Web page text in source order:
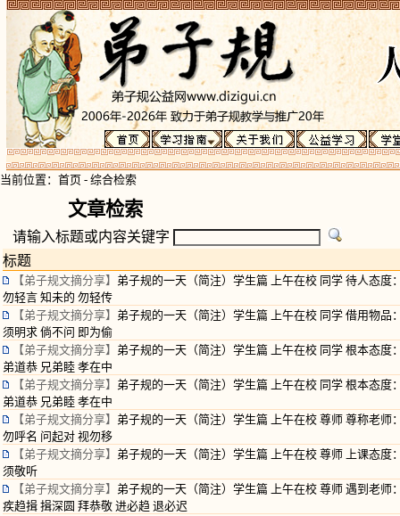
当前位置： 首页 - 综合检索
文章检索
请输入标题或内容关键字
标题
【弟子规文摘分享】 弟子规的一天（简注）学生篇 上午在校 同学 待人态度
勿轻言 知未的 勿轻传
【弟子规文摘分享】 弟子规的一天（简注）学生篇 上午在校 同学 借用物品
须明求 倘不问 即为偷
【弟子规文摘分享】 弟子规的一天（简注）学生篇 上午在校 同学 根本态度
弟道恭 兄弟睦 孝在中
【弟子规文摘分享】 弟子规的一天（简注）学生篇 上午在校 同学 根本态度
弟道恭 兄弟睦 孝在中
【弟子规文摘分享】 弟子规的一天（简注）学生篇 上午在校 尊师 尊称老师
勿呼名 问起对 视勿移
【弟子规文摘分享】 弟子规的一天（简注）学生篇 上午在校 尊师 上课态度
须敬听
【弟子规文摘分享】 弟子规的一天（简注）学生篇 上午在校 尊师 遇到老师
疾趋揖 揖深圆 拜恭敬 进必趋 退必迟